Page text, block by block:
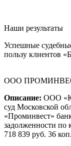
Наши результаты
Успешные
пользу клиентов
ООО
Описание: ООО
суд Московской
«Проминвест»
задолженности по
718 839 руб. 36 коп.